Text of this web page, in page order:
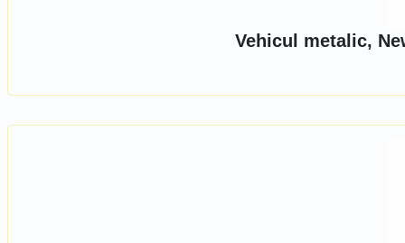
Vehicul metalic,